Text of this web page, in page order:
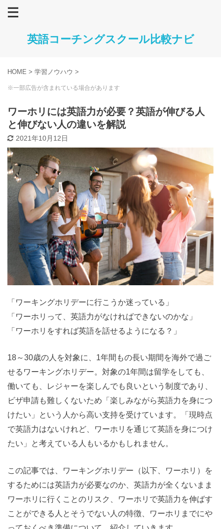
英語コーチングスクール比較ナビ
HOME > 学習ノウハウ >
※一部広告が含まれている場合があります
ワーホリには英語力が必要？英語が伸びる人
と伸びない人の違いを解説
2021年10月12日
「ワーキングホリデーに行こうか迷っている」
「ワーホリって、英語力がなければできないのかな」
「ワーホリをすれば英語を話せるようになる？」
18～30歳の人を対象に、1年間もの長い期間を海外で過ご
せるワーキングホリデー。対象の1年間は留学をしても、
働いても、レジャーを楽しんでも良いという制度であり、
ビザ申請も難しくないため「楽しみながら英語力を身につ
けたい」という人から高い支持を受けています。「現時点
で英語力はないけれど、ワーホリを通じて英語を身につけ
たい」と考えている人もいるかもしれません。
この記事では、ワーキングホリデー（以下、ワーホリ）を
するためには英語力が必要なのか、英語力が全くないまま
ワーホリに行くことのリスク、ワーホリで英語力を伸ばす
ことができる人とそうでない人の特徴、ワーホリまでにや